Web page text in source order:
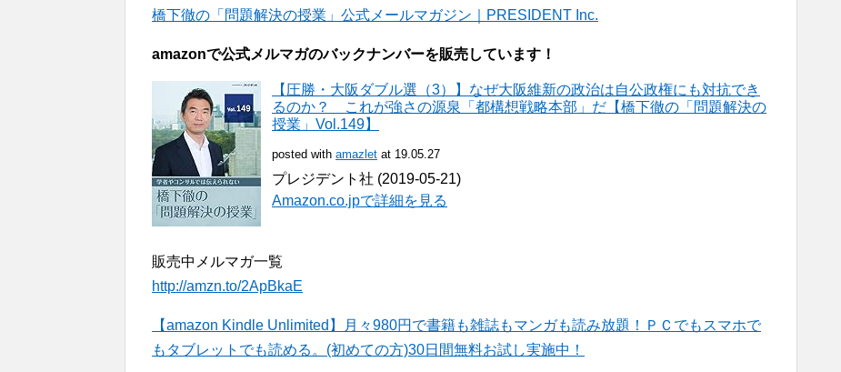
橋下徹の「問題解決の授業」公式メールマガジン｜PRESIDENT Inc.
amazonで公式メルマガのバックナンバーを販売しています！
【圧勝・大阪ダブル選（3）】なぜ大阪維新の政治は自公政権にも対抗でき
るのか？ これが強さの源泉「都構想戦略本部」だ【橋下徹の「問題解決の
授業」Vol.149】
posted with amazlet at 19.05.27
プレジデント社 (2019-05-21)
Amazon.co.jpで詳細を見る
販売中メルマガ一覧
http://amzn.to/2ApBkaE
【amazon Kindle Unlimited】月々980円で書籍も雑誌もマンガも読み放題！ＰＣでもスマホで
もタブレットでも読める。(初めての方)30日間無料お試し実施中！